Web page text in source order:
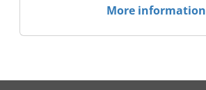
More information